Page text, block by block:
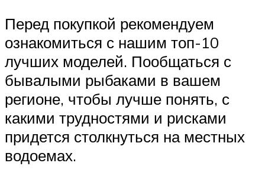
Перед покупкой рекомендуем
ознакомиться с нашим топ-10
лучших моделей. Пообщаться с
бывалыми рыбаками в вашем
регионе, чтобы лучше понять, с
какими трудностями и рисками
придется столкнуться на местных
водоемах.